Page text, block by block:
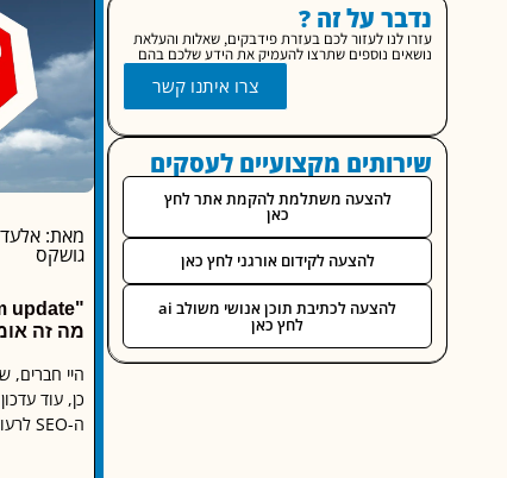
נדבר על זה ?
עזרו לנו לעזור לכם בעזרת פידבקים, שאלות והעלאת
נושאים נוספים שתרצו להעמיק את הידע שלכם בהם
צרו איתנו קשר
שירותים מקצועיים לעסקים
להצעה משתלמת להקמת אתר לחץ
כאן
להצעה לקידום אורגני לחץ כאן
להצעה לכתיבת תוכן אנושי משולב ai
לחץ כאן
מה זה
מאת: אלעד
גושקס
כן, עוד
ה-SEO לרעוד.